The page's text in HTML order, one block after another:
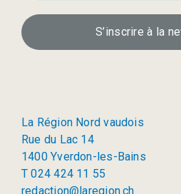
S’inscrire à la
La Région Nord vaudois
Rue du Lac 14
1400 Yverdon-les-Bains
T 024 424 11 55
redaction@laregion.ch